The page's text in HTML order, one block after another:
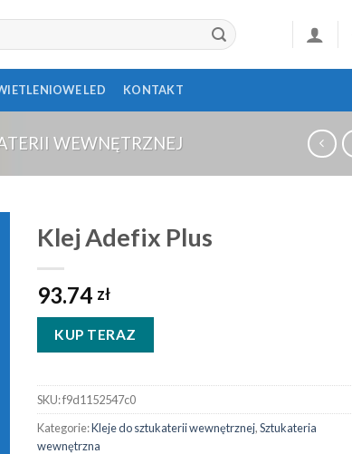
LED KONTAKT
WEWNĘTRZNEJ
Klej Adefix Plus
93.74 zł
KUP TERAZ
SKU:f9d1152547c0
Kategorie:Kleje do sztukaterii wewnętrznej,Sztukateria
wewnętrzna